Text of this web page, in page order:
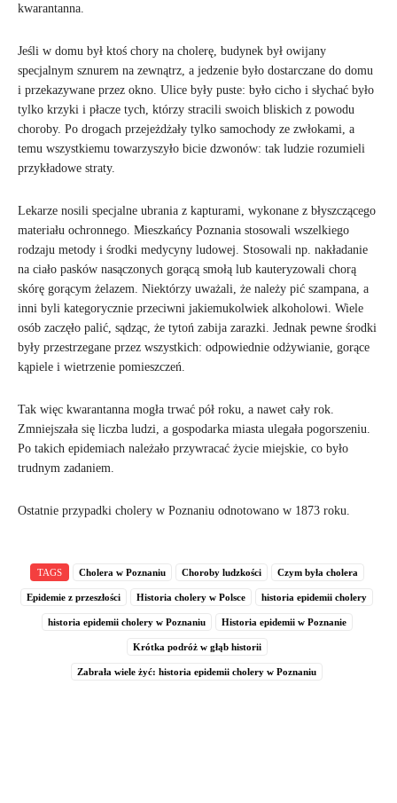
kwarantanna.
Jeśli w domu był ktoś chory na cholerę, budynek był owijany
specjalnym sznurem na zewnątrz, a jedzenie było dostarczane do domu
i przekazywane przez okno. Ulice były puste: było cicho i słychać było
tylko krzyki i płacze tych, którzy stracili swoich bliskich z powodu
choroby. Po drogach przejeżdżały tylko samochody ze zwłokami, a
temu wszystkiemu towarzyszyło bicie dzwonów: tak ludzie rozumieli
przykładowe straty.
Lekarze nosili specjalne ubrania z kapturami, wykonane z błyszczącego
materiału ochronnego. Mieszkańcy Poznania stosowali wszelkiego
rodzaju metody i środki medycyny ludowej. Stosowali np. nakładanie
na ciało pasków nasączonych gorącą smołą lub kauteryzowali chorą
skórę gorącym żelazem. Niektórzy uważali, że należy pić szampana, a
inni byli kategorycznie przeciwni jakiemukolwiek alkoholowi. Wiele
osób zaczęło palić, sądząc, że tytoń zabija zarazki. Jednak pewne środki
były przestrzegane przez wszystkich: odpowiednie odżywianie, gorące
kąpiele i wietrzenie pomieszczeń.
Tak więc kwarantanna mogła trwać pół roku, a nawet cały rok.
Zmniejszała się liczba ludzi, a gospodarka miasta ulegała pogorszeniu.
Po takich epidemiach należało przywracać życie miejskie, co było
trudnym zadaniem.
Ostatnie przypadki cholery w Poznaniu odnotowano w 1873 roku.
TAGS Cholera w Poznaniu Choroby ludzkości Czym była cholera
Epidemie z przeszłości Historia cholery w Polsce historia epidemii cholery
historia epidemii cholery w Poznaniu Historia epidemii w Poznanie
Krótka podróż w głąb historii
Zabrała wiele żyć: historia epidemii cholery w Poznaniu